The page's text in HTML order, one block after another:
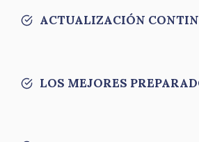
ACTUALIZACIÓN
LOS MEJORES